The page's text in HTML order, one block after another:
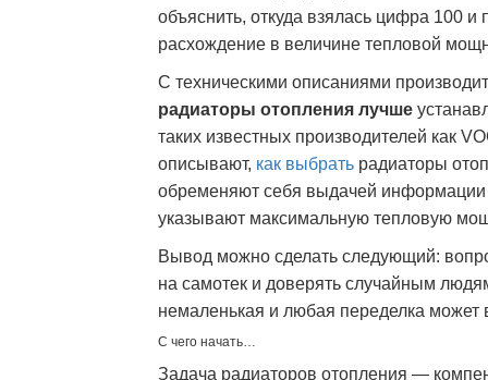
объяснить, откуда взялась цифра 100
расхождение в величине тепловой
С техническими описаниями
радиаторы отопления лучше
таких известных производителей как
описывают, как выбрать радиаторы
обременяют себя выдачей информации
указывают максимальную тепловую
Вывод можно сделать следующий:
на самотек и доверять случайным
немаленькая и любая переделка может
С чего начать…
Задача радиаторов отопления —